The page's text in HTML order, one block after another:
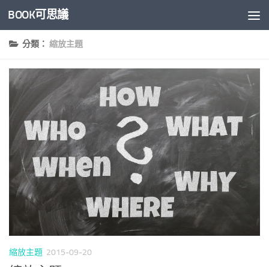
Skip to content
BOOK可思議
分類： 縮放主題
縮放主題 2015-09-20